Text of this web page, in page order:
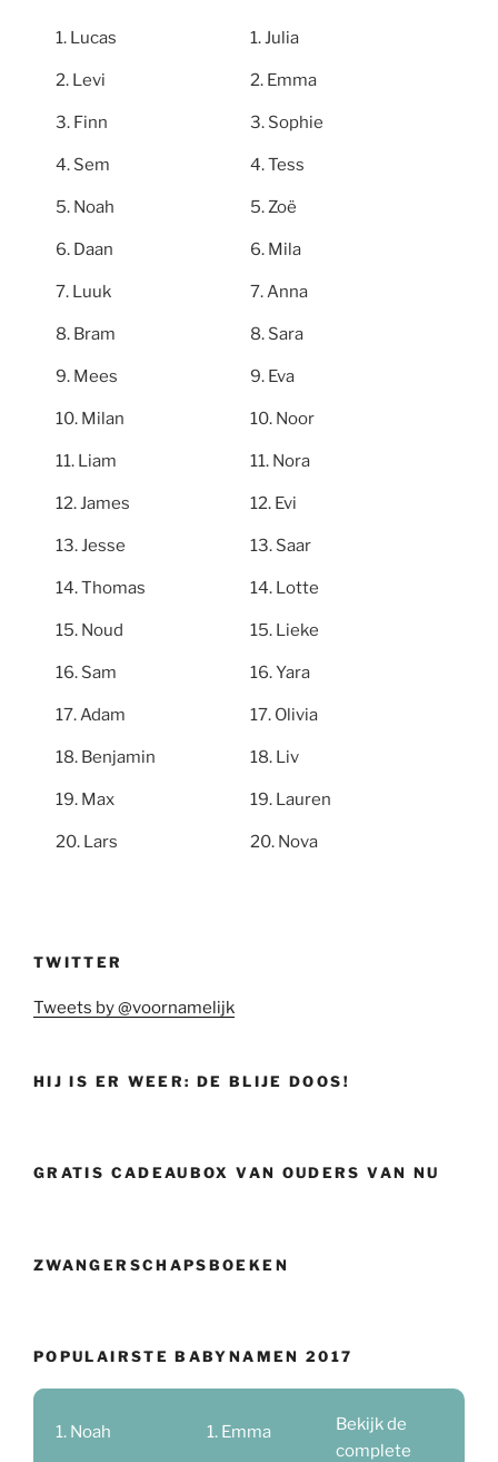
Lucas
Levi
Finn
Sem
Noah
Daan
Luuk
Bram
Mees
Milan
Liam
James
Jesse
Thomas
Noud
Sam
Adam
Benjamin
Max
Lars
Julia
Emma
Sophie
Tess
Zoë
Mila
Anna
Sara
Eva
Noor
Nora
Evi
Saar
Lotte
Lieke
Yara
Olivia
Liv
Lauren
Nova
TWITTER
Tweets by @voornamelijk
HIJ IS ER WEER: DE BLIJE DOOS!
GRATIS CADEAUBOX VAN OUDERS VAN NU
ZWANGERSCHAPSBOEKEN
POPULAIRSTE BABYNAMEN 2017
Noah Emma
Bekijk de
complete